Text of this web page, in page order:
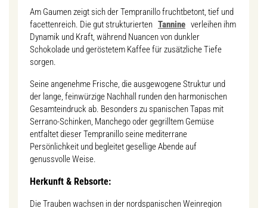
Am Gaumen zeigt sich der Tempranillo fruchtbetont, tief und
facettenreich. Die gut strukturierten Tannine verleihen ihm
Dynamik und Kraft, während Nuancen von dunkler
Schokolade und geröstetem Kaffee für zusätzliche Tiefe
sorgen.
Seine angenehme Frische, die ausgewogene Struktur und
der lange, feinwürzige Nachhall runden den harmonischen
Gesamteindruck ab. Besonders zu spanischen Tapas mit
Serrano-Schinken, Manchego oder gegrilltem Gemüse
entfaltet dieser Tempranillo seine mediterrane
Persönlichkeit und begleitet gesellige Abende auf
genussvolle Weise.
Herkunft & Rebsorte:
Die Trauben wachsen in der nordspanischen Weinregion